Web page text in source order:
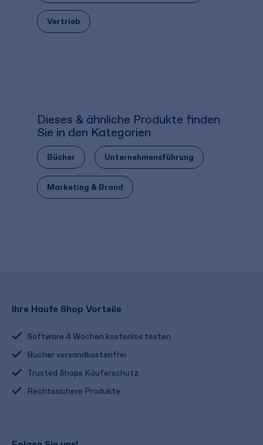
Vertrieb
Dieses & ähnliche Produkte finden
Sie in den Kategorien
Bücher Unternehmensführung
Marketing & Brand
Ihre Haufe Shop Vorteile
Software 4 Wochen kostenlos testen
Bücher versandkostenfrei
Trusted Shops Käuferschutz
Rechtssichere Produkte